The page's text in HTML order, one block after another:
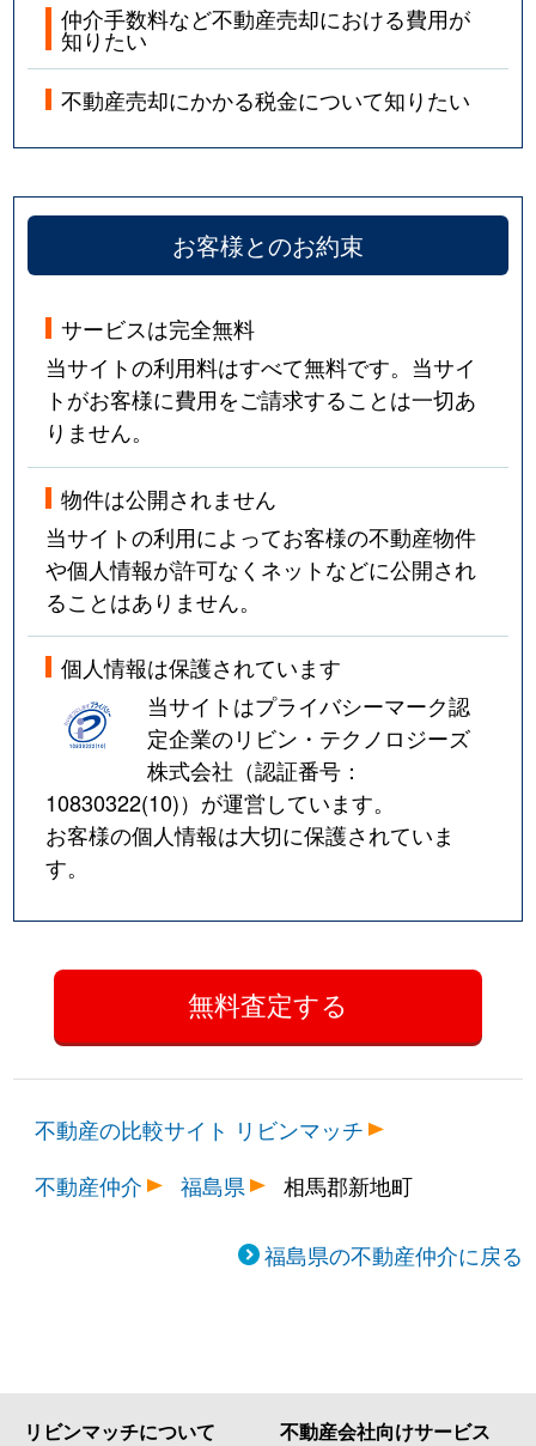
仲介手数料など不動産売却における費用が
知りたい
不動産売却にかかる税金について知りたい
お客様とのお約束
サービスは完全無料
当サイトの利用料はすべて無料です。当サイ
トがお客様に費用をご請求することは一切あ
りません。
物件は公開されません
当サイトの利用によってお客様の不動産物件
や個人情報が許可なくネットなどに公開され
ることはありません。
個人情報は保護されています
当サイトはプライバシーマーク認
定企業のリビン・テクノロジーズ
株式会社（認証番号：
10830322(10)）が運営しています。
お客様の個人情報は大切に保護されていま
す。
不動産の比較サイト リビンマッチ
不動産仲介
福島県 相馬郡新地町
福島県の不動産仲介に戻る
リビンマッチについて 不動産会社向けサービス